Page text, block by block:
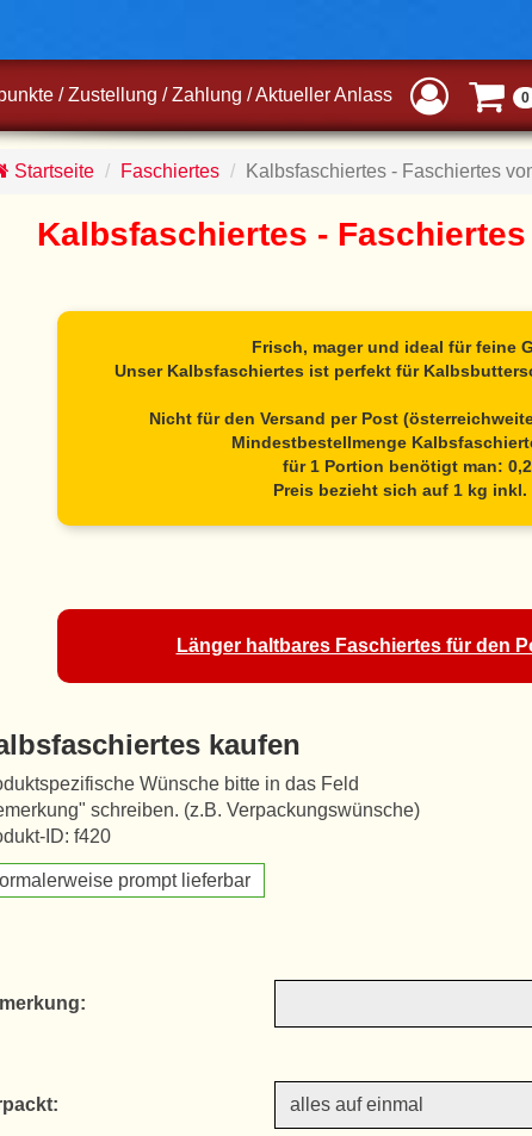
/ Zustellung / Zahlung /Aktueller Anlass 0
Startseite Faschiertes Kalbsfaschiertes - Faschiertes
Kalbsfaschiertes -
Frisch, mager und ideal für feine
Unser Kalbsfaschiertes ist perfekt für
Nicht für den Versand per Post
Mindestbestellmenge
für 1 Portion benötigt man:
Preis bezieht sich auf 1 kg inkl.
Länger haltbares Faschiertes für den
kaufen
Wünsche bitte in das Feld
schreiben. (z.B. Verpackungswünsche)
ID: f420
prompt lieferbar